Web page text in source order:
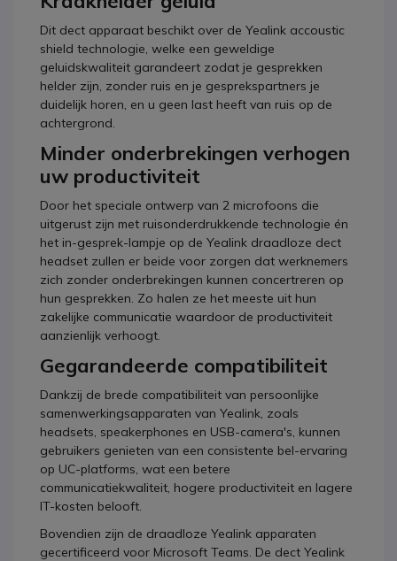
Dit dect apparaat beschikt over de Yealink accoustic
shield technologie, welke een geweldige
geluidskwaliteit garandeert zodat je gesprekken
helder zijn, zonder ruis en je gesprekspartners je
duidelijk horen, en u geen last heeft van ruis op de
achtergrond.
Minder onderbrekingen verhogen
uw productiviteit
Door het speciale ontwerp van 2 microfoons die
uitgerust zijn met ruisonderdrukkende technologie én
het in-gesprek-lampje op de Yealink draadloze dect
headset zullen er beide voor zorgen dat werknemers
zich zonder onderbrekingen kunnen concertreren op
hun gesprekken. Zo halen ze het meeste uit hun
zakelijke communicatie waardoor de productiviteit
aanzienlijk verhoogt.
Gegarandeerde compatibiliteit
Dankzij de brede compatibiliteit van persoonlijke
samenwerkingsapparaten van Yealink, zoals
headsets, speakerphones en USB-camera's, kunnen
gebruikers genieten van een consistente bel-ervaring
op UC-platforms, wat een betere
communicatiekwaliteit, hogere productiviteit en lagere
IT-kosten belooft.
Bovendien zijn de draadloze Yealink apparaten
gecertificeerd voor Microsoft Teams. De dect Yealink